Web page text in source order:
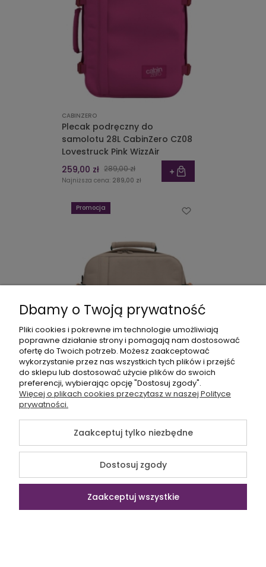
CABINZERO
Plecak podręczny do
samolotu 28L CabinZero CZ08
Lovestruck Pink WizzAir
259,00 zł 289,00 zł
Najniższa cena: 289,00 zł
CABINZERO
samolotu 28L CabinZero CZ08
Cebu Sands WizzAir
Najniższa cena:249,00 zł
Promocja
Promocja
Dbamy o Twoją prywatność
Pliki cookies i pokrewne im technologie umożliwiają
poprawne działanie strony i pomagają nam dostosować
ofertę do Twoich potrzeb. Możesz zaakceptować
wykorzystanie przez nas wszystkich tych plików i przejść
do sklepu lub dostosować użycie plików do swoich
preferencji, wybierając opcję "Dostosuj zgody".
Więcej o plikach cookies przeczytasz w naszej Polityce
prywatności.
Zaakceptuj tylko niezbędne
Dostosuj zgody
Zaakceptuj wszystkie